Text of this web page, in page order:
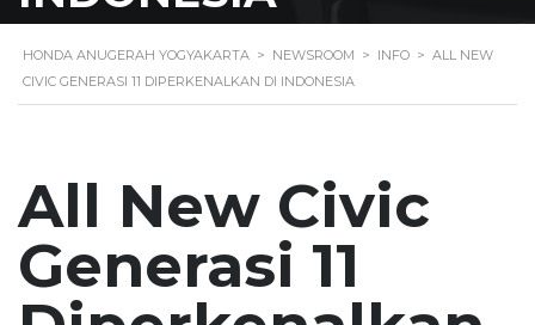
HONDA ANUGERAH YOGYAKARTA > NEWSROOM > INFO > ALL NEW
CIVIC GENERASI 11 DIPERKENALKAN DI INDONESIA
All New Civic
Generasi 11